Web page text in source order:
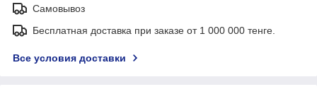
Самовывоз
Бесплатная доставка при заказе от 1 000 000 тенге.
Все условия доставки